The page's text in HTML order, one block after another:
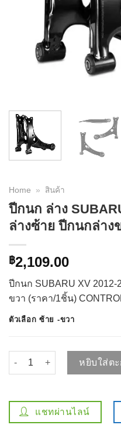
Home » สินค้า
ปีกนก ล่าง
ล่างซ้าย ปีกนกล่าง
฿2,109.00
ปีกนก SUBARU XV
ขวา (ราคา/1ชิ้น)
ตัวเลือก ซ้าย -ขวา
จำนวน ปีกนก ล่าง SUBARU
หยิบใส่ต
แชทผ่านไลน์